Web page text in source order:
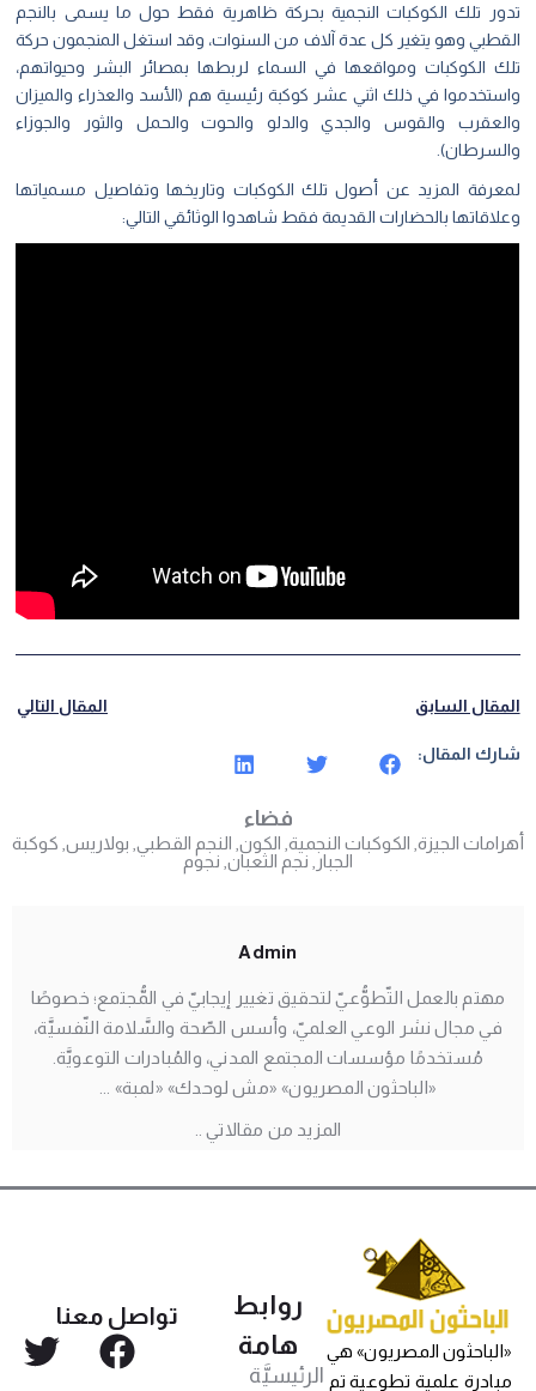
تدور تلك الكوكبات النجمية بحركة ظاهرية فقط حول ما يسمى بالنجم
القطبي وهو يتغير كل عدة آلاف من السنوات، وقد استغل المنجمون حركة
تلك الكوكبات ومواقعها في السماء لربطها بمصائر البشر وحيواتهم،
واستخدموا في ذلك اثني عشر كوكبة رئيسية هم (الأسد والعذراء والميزان
والعقرب والقوس والجدي والدلو والحوت والحمل والثور والجوزاء
والسرطان).
لمعرفة المزيد عن أصول تلك الكوكبات وتاريخها وتفاصيل مسمياتها
وعلاقاتها بالحضارات القديمة فقط شاهدوا الوثائقي التالي:
المقال السابق المقال التالي
شارك المقال:
فضاء
أهرامات الجيزة الكوكبات النجمية الكون النجم القطبي بولاريس كوكبة
الجبار نجم الثعبان نجوم
Admin
مهتم بالعمل التّطوُّعيّ لتحقيق تغيير إيجابيّ في المُّجتمع؛ خصوصًا
في مجال نشر الوعي العلميّ، وأسس الصّحة والسَّلامة النّفسيَّة،
مُستخدمًا مؤسسات المجتمع المدني، والمُبادرات التوعويَّة.
«الباحثون المصريون» «مش لوحدك» «لمبة» ...
المزيد من مقالاتي ..
«الباحثون المصريون» هي
مبادرة علمية تطوعية تم
روابط
هامة
الرئيسيَّة
تواصل معنا